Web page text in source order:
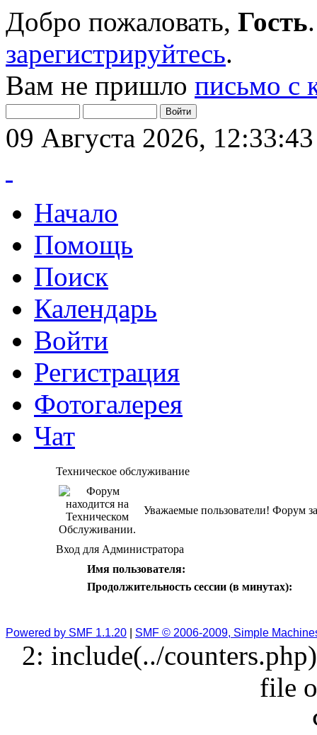
Добро пожаловать, Гость
зарегистрируйтесь.
Вам не пришло письмо с
09 Августа 2026, 12:33:43
Начало
Помощь
Поиск
Календарь
Войти
Регистрация
Фотогалерея
Чат
Техническое обслуживание
Уважаемые пользователи! Форум
Вход для Администратора
Имя пользователя:
Продолжительность сессии (в минутах):
Powered by SMF 1.1.20 SMF © 2006-2009, Simple
2: include(../
file